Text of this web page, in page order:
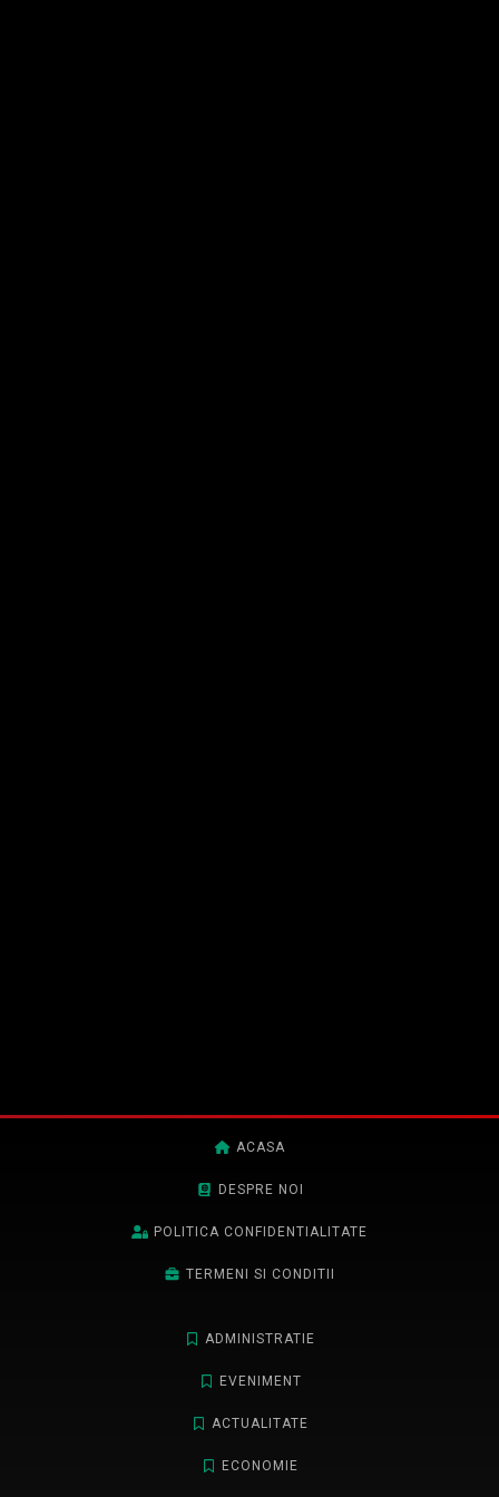
ACASA
DESPRE NOI
POLITICA CONFIDENTIALITATE
TERMENI SI CONDITII
ADMINISTRATIE
EVENIMENT
ACTUALITATE
ECONOMIE